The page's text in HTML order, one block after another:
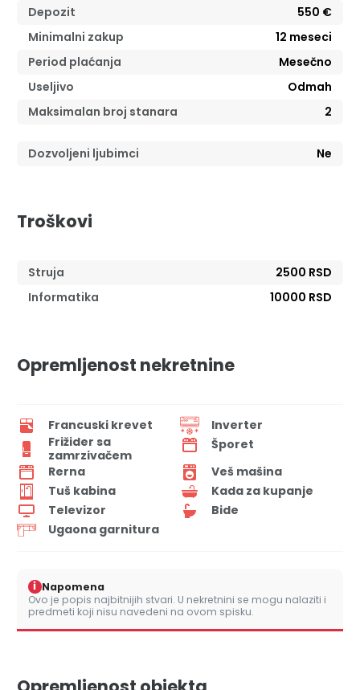
Depozit
550 €
Minimalni zakup
12 meseci
Period plaćanja
Mesečno
Useljivo
Odmah
Maksimalan broj stanara
2
Dozvoljeni ljubimci Ne
Troškovi
Struja
2500 RSD
Informatika
10000 RSD
Opremljenost nekretnine
Francuski krevet
Inverter
Frižider sa
zamrzivačem
Šporet
Rerna
Veš mašina
Tuš kabina
Kada za kupanje
Televizor
Bide
Ugaona garnitura
i Napomena
Ovo je popis najbitnijih stvari. U nekretnini se mogu nalaziti i
predmeti koji nisu navedeni na ovom spisku.